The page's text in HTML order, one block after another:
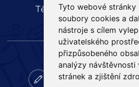
Tyto webové stránky
soubory cookies a
nástroje s cílem
uživatelského
přizpůsobeného
analýzy návštěvnosti
stránek a zjištění
Těšínská 35, 710 16
zapisy email bakalar online